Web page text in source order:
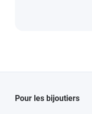
Pour les bijoutiers